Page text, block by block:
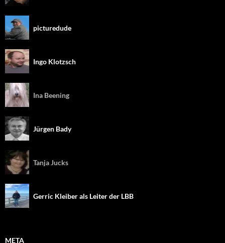
picturedude
Ingo Klotzsch
Ina Beening
Jürgen Bady
Tanja Jucks
Gerric Kleiber als Leiter der LBB
META